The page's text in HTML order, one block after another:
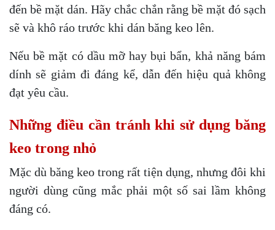
đến bề mặt dán. Hãy chắc chắn rằng bề mặt đó sạch
sẽ và khô ráo trước khi dán băng keo lên.
Nếu bề mặt có dầu mỡ hay bụi bẩn, khả năng bám
dính sẽ giảm đi đáng kể, dẫn đến hiệu quả không
đạt yêu cầu.
Những điều cần tránh khi sử dụng băng
keo trong nhỏ
Mặc dù băng keo trong rất tiện dụng, nhưng đôi khi
người dùng cũng mắc phải một số sai lầm không
đáng có.